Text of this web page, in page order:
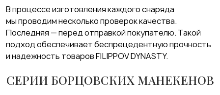
В процессе изготовления каждого снаряда
мы проводим несколько проверок качества.
Последняя — перед отправкой покупателю. Такой
подход обеспечивает беспрецедентную прочность
и надежность товаров FILIPPOV DYNASTY.
СЕРИИ БОРЦОВСКИХ МАНЕКЕНОВ